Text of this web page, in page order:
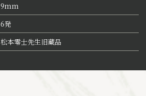
9mm
6発
松本零士先生旧蔵品